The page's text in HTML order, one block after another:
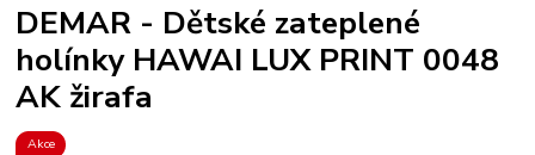
DEMAR - Dětské zateplené
holínky HAWAI LUX PRINT 0048
AK žirafa
Akce